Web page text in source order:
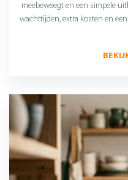
meebeweegt en een simpele
wachttijden, extra kosten en